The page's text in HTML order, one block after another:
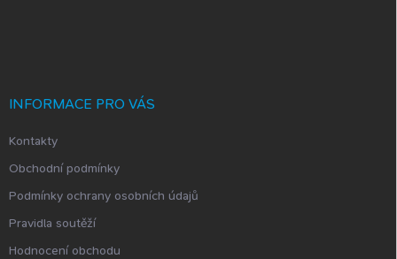
INFORMACE PRO VÁS
Kontakty
Obchodní podmínky
Podmínky ochrany osobních údajů
Pravidla soutěží
Hodnocení obchodu